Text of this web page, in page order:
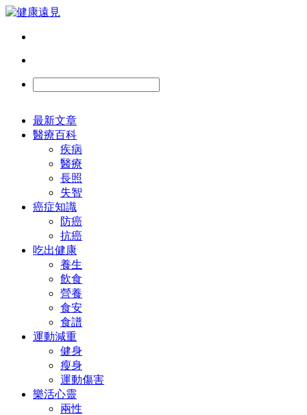
最新文章
醫療百科
疾病
醫療
長照
失智
癌症知識
防癌
抗癌
吃出健康
養生
飲食
營養
食安
食譜
運動減重
健身
瘦身
運動傷害
樂活心靈
兩性